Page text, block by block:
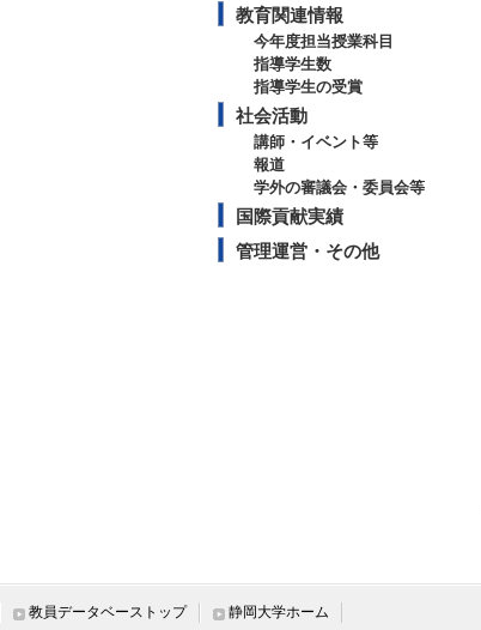
教育関連情報
今年度担当授業科目
指導学生数
指導学生の受賞
社会活動
講師・イベント等
報道
学外の審議会・委員会等
国際貢献実績
管理運営・その他
教員データベーストップ 静岡大学ホーム